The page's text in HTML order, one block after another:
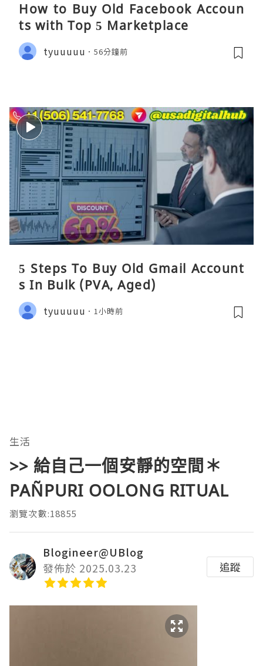
How to Buy Old Facebook Accoun
ts​ with Top 5 Marketplace
tyuuuuu 56分鐘前
5 Steps To Buy Old Gmail Account
s In Bulk (PVA, Aged)
tyuuuuu 1小時前
生活
>> 給自己一個安靜的空間＊
PAÑPURI OOLONG RITUAL
瀏覽次數:18855
Blogineer@UBlog
發佈於 2025.03.23
追蹤